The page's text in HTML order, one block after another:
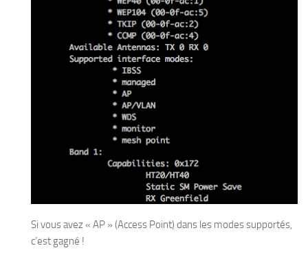
Si vous avez « AP » (Access Point) dans les modes supportés,
c’est gagné !